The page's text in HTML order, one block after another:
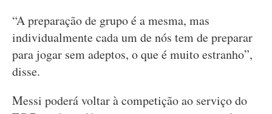
“A preparação de grupo é a mesma, mas
individualmente cada um de nós tem de preparar
para jogar sem adeptos, o que é muito estranho”,
disse.
Messi poderá voltar à competição ao serviço do